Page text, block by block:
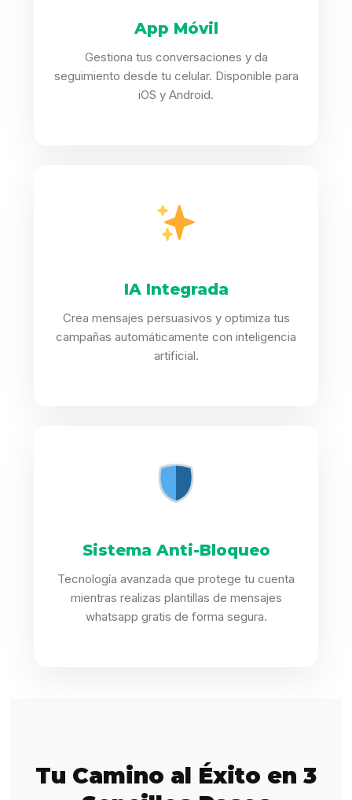
App Móvil
Gestiona tus conversaciones y da
seguimiento desde tu celular. Disponible para
iOS y Android.
IA Integrada
Crea mensajes persuasivos y optimiza tus
campañas automáticamente con inteligencia
artificial.
Sistema Anti-Bloqueo
Tecnología avanzada que protege tu cuenta
mientras realizas plantillas de mensajes
whatsapp gratis de forma segura.
Tu Camino al Éxito en 3